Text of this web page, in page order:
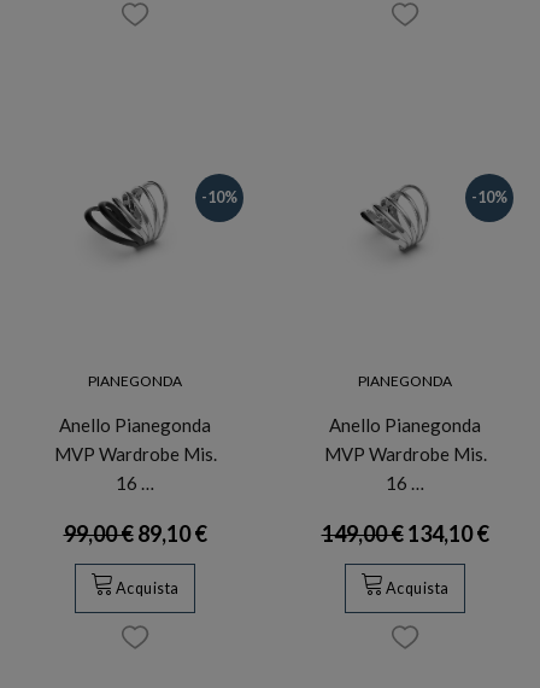
-10%
PIANEGONDA
Anello Pianegonda
MVP Wardrobe Mis.
16 …
99,00 €89,10 €
Acquista
-10%
PIANEGONDA
Anello Pianegonda
MVP Wardrobe Mis.
16 …
149,00 €134,10 €
Acquista